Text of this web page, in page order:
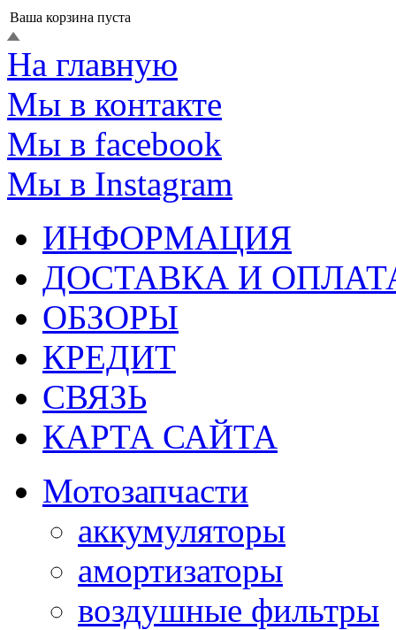
Ваша корзина пуста
На главную
Мы в контакте
Мы в facebook
Мы в Instagram
ИНФОРМАЦИЯ
ДОСТАВКА И
ОБЗОРЫ
КРЕДИТ
СВЯЗЬ
КАРТА САЙТА
Мотозапчасти
аккумуляторы
амортизаторы
воздушные фильтры